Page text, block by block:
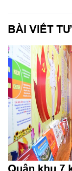
BÀI VIẾT